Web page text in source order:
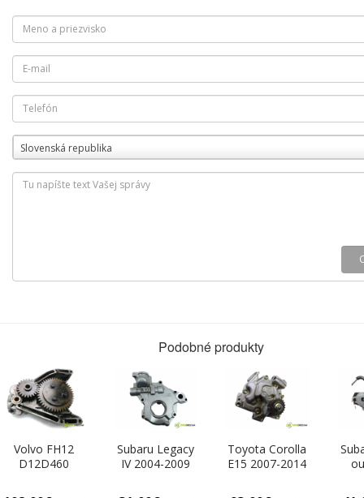
Slovenská republika
Podobné produkty
Volvo FH12
D12D460
Subaru Legacy
IV 2004-2009
Toyota Corolla
E15 2007-2014